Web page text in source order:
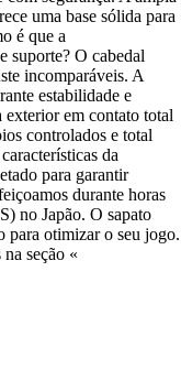
uma base sólida para
é que a
O cabedal
incomparáveis. A
estabilidade e
exterior em contato total
controlados e total
da
para garantir
durante horas
no Japão. O sapato
otimizar o seu jogo.
seção «